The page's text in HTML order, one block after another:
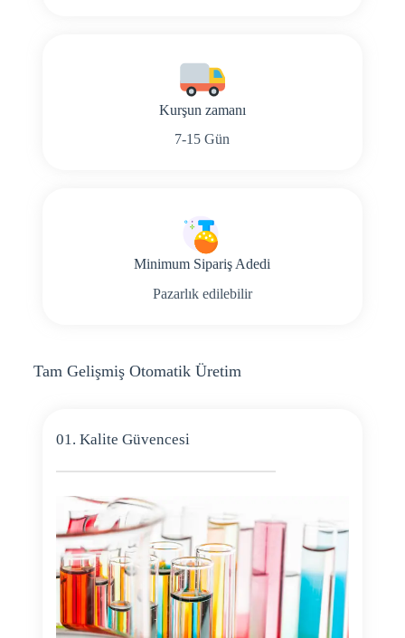
Kurşun zamanı
7-15 Gün
Minimum Sipariş Adedi
Pazarlık edilebilir
Tam Gelişmiş Otomatik Üretim
01. Kalite Güvencesi